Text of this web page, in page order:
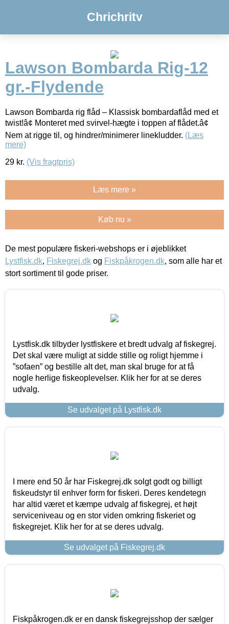
Chrichritv
Lawson Bombarda Rig-12
gr.-Flydende
Lawson Bombarda rig flåd – Klassisk bombardaflåd med et
twist!â¢ Monteret med svirvel-hægte i toppen af flådet.â¢
Nem at rigge til, og hindrer/minimerer linekludder. (Læs
mere)
29 kr. (Vis fragtpris)
Læs mere »
Køb nu »
De mest populære fiskeri-webshops er i øjeblikket
Lystfisk.dk, Fiskegrej.dk og Fiskpåkrogen.dk, som alle har et
stort sortiment til gode priser.
Lystfisk.dk tilbyder lystfiskere et bredt udvalg af fiskegrej.
Det skal være muligt at sidde stille og roligt hjemme i
”sofaen” og bestille alt det, man skal bruge for at få
nogle herlige fiskeoplevelser. Klik her for at se deres
udvalg.
Se udvalget på Lystfisk.dk
I mere end 50 år har Fiskegrej.dk solgt godt og billigt
fiskeudstyr til enhver form for fiskeri. Deres kendetegn
har altid været et kæmpe udvalg af fiskegrej, et højt
serviceniveau og en stor viden omkring fiskeriet og
fiskegrejet. Klik her for at se deres udvalg.
Se udvalget på Fiskegrej.dk
Fiskpåkrogen.dk er en dansk fiskegrejsshop der sælger